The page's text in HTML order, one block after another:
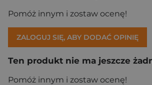
Pomóż innym i zostaw ocenę!
ZALOGUJ SIĘ, ABY DODAĆ OPINIĘ
Ten produkt nie ma jeszcze
Pomóż innym i zostaw ocenę!